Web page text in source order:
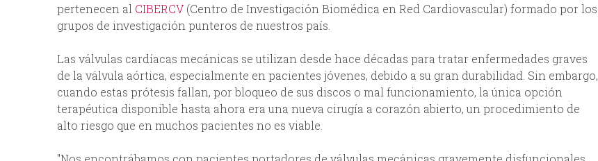
pertenecen al CIBERCV (Centro de Investigación Biomédica en Red Cardiovascular) formado por los
grupos de investigación punteros de nuestros país.
Las válvulas cardíacas mecánicas se utilizan desde hace décadas para tratar enfermedades graves
de la válvula aórtica, especialmente en pacientes jóvenes, debido a su gran durabilidad. Sin embargo,
cuando estas prótesis fallan, por bloqueo de sus discos o mal funcionamiento, la única opción
terapéutica disponible hasta ahora era una nueva cirugía a corazón abierto, un procedimiento de
alto riesgo que en muchos pacientes no es viable.